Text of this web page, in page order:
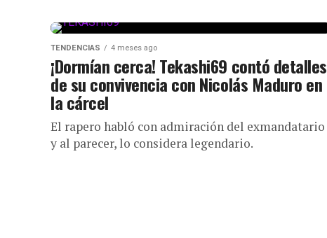
TENDENCIAS 4 meses ago
¡Dormían cerca! Tekashi69 contó detalles
de su convivencia con Nicolás Maduro en
la cárcel
El rapero habló con admiración del exmandatario
y al parecer, lo considera legendario.